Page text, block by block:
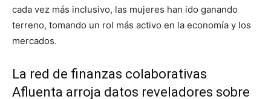
cada vez más inclusivo, las mujeres han ido ganando
terreno, tomando un rol más activo en la economía y los
mercados.
La red de finanzas colaborativas
Afluenta arroja datos reveladores sobre